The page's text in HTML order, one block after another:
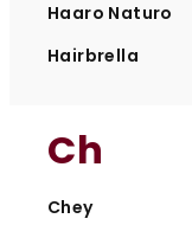
Haaro Naturo
Hairbrella
Ch
Chey